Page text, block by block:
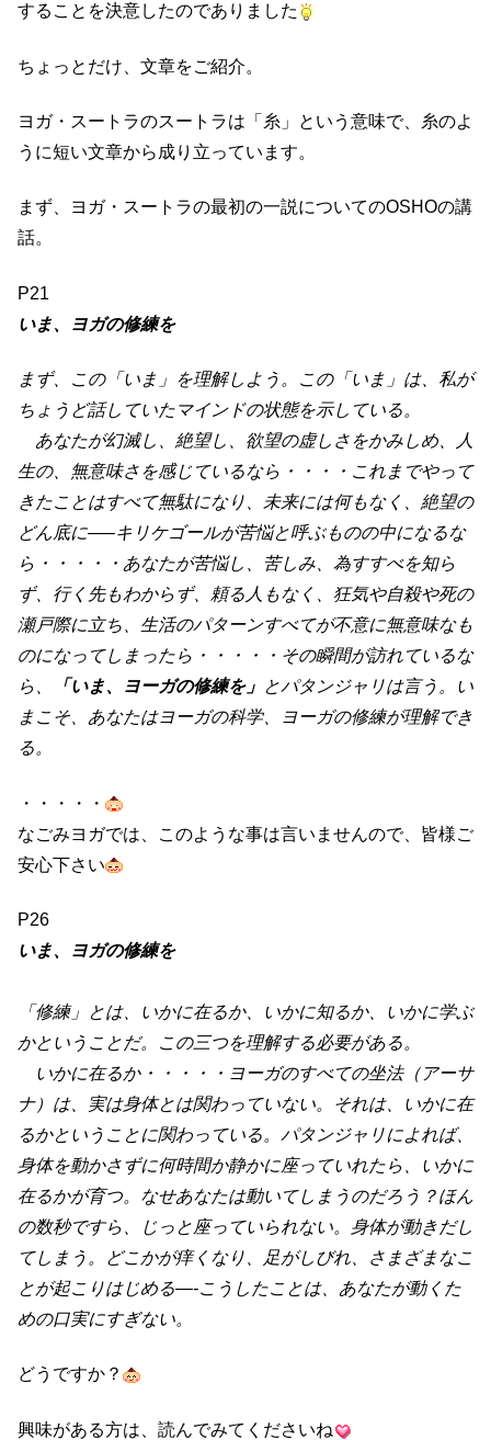
することを決意したのでありました
ちょっとだけ、文章をご紹介。
ヨガ・スートラのスートラは「糸」という意味で、糸のよ
うに短い文章から成り立っています。
まず、ヨガ・スートラの最初の一説についてのOSHOの講
話。
P21
いま、ヨガの修練を
まず、この「いま」を理解しよう。この「いま」は、私が
ちょうど話していたマインドの状態を示している。
あなたが幻滅し、絶望し、欲望の虚しさをかみしめ、人
生の、無意味さを感じているなら・・・・これまでやって
きたことはすべて無駄になり、未来には何もなく、絶望の
どん底に—–キリケゴールが苦悩と呼ぶものの中になるな
ら・・・・・あなたが苦悩し、苦しみ、為すすべを知ら
ず、行く先もわからず、頼る人もなく、狂気や自殺や死の
瀬戸際に立ち、生活のパターンすべてが不意に無意味なも
のになってしまったら・・・・・その瞬間が訪れているな
ら、
「いま、ヨーガの修練を」 とパタンジャリは言う。い
まこそ、あなたはヨーガの科学、ヨーガの修練が理解でき
る。
・・・・・
なごみヨガでは、このような事は言いませんので、皆様ご
安心下さい
P26
いま、ヨガの修練を
「修練」とは、いかに在るか、いかに知るか、いかに学ぶ
かということだ。この三つを理解する必要がある。
いかに在るか・・・・・ヨーガのすべての坐法（アーサ
ナ）は、実は身体とは関わっていない。それは、いかに在
るかということに関わっている。パタンジャリによれば、
身体を動かさずに何時間か静かに座っていれたら、いかに
在るかが育つ。なせあなたは動いてしまうのだろう？ほん
の数秒ですら、じっと座っていられない。身体が動きだし
てしまう。どこかが痒くなり、足がしびれ、さまざまなこ
とが起こりはじめる—-こうしたことは、あなたが動くた
めの口実にすぎない。
どうですか？
興味がある方は、読んでみてくださいね